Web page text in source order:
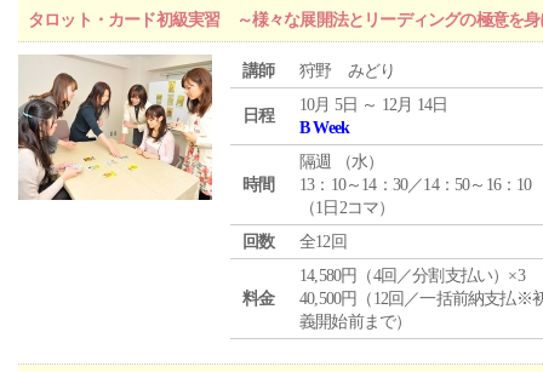
タロット・カード初級実習 ～様々な展開法とリーディングの極意を身
講師 狩野 みどり
日程
10月 5日 ～ 12月 14日
B Week
時間
隔週 （水）
13：10～14：30／14：50～16：10
（1日2コマ）
回数
全12回
料金
14,580円（4回／分割支払い）×3
40,500円（12回／一括前納支払※
義開始前まで）